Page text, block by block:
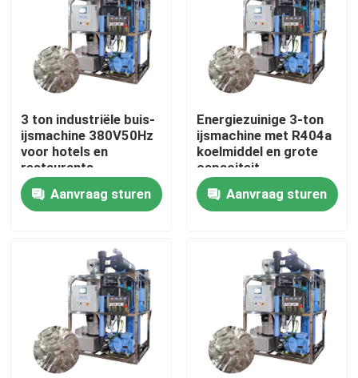
VR-show
Over ons
Fabriekstocht
Kwaliteitscontrole
Vraag een offerte
Buismachine
grote kubus-ijsmachine
3 ton industriële buis-
ijsmachine 380V50Hz
voor hotels en
restaurants
Aanvraag sturen
Energiezuinige 3-ton
ijsmachine met R404a
koelmiddel en grote
capaciteit
Aanvraag sturen